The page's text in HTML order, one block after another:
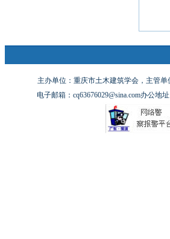
主办单位：重庆市土木建筑学会，主管
电子邮箱：cq63676029@sina.com办公